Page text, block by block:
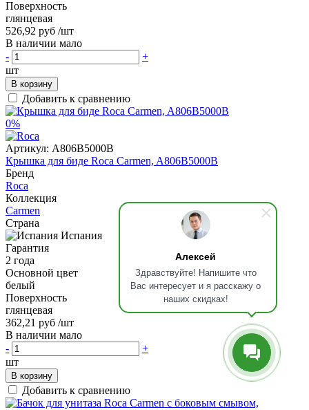
Алексей
Здравствуйте! Напишите что
Вас интересует и я расскажу о
наших скидках!
Поверхность
глянцевая
526,92 руб /шт
В наличии мало
-
+
шт
В корзину
Добавить к сравнению
0%
Артикул: A806B5000B
Крышка для биде Roca Carmen, A806B5000B
Бренд
Roca
Коллекция
Carmen
Страна
Испания
Гарантия
2 года
Основной цвет
белый
Поверхность
глянцевая
362,21 руб /шт
В наличии мало
-
+
шт
В корзину
Добавить к сравнению